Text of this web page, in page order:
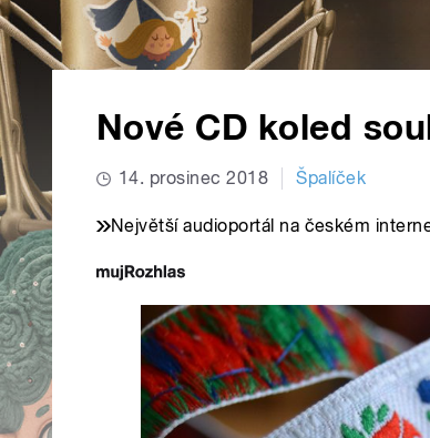
Nové CD koled
14. prosinec 2018 Špalíček
Největší audioportál na českém